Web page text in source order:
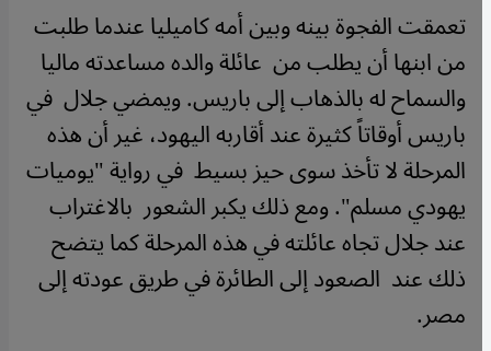
تعمقت الفجوة بينه وبين أمه كاميليا عندما طلبت
من ابنها أن يطلب من عائلة والده مساعدته ماليا
والسماح له بالذهاب إلى باريس. ويمضي جلال في
باريس أوقاتاً كثيرة عند أقاربه اليهود، غير أن هذه
المرحلة لا تأخذ سوى حيز بسيط في رواية "يوميات
يهودي مسلم". ومع ذلك يكبر الشعور بالاغتراب
عند جلال تجاه عائلته في هذه المرحلة كما يتضح
ذلك عند الصعود إلى الطائرة في طريق عودته إلى
مصر.